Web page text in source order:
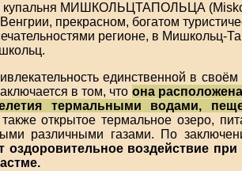
МИШКОЛЬЦТАПОЛЬЦА
прекрасном, богатом
регионе, в Мишкольц-
единственной в
в том, что она
термальными водами,
также открытое термальное озеро,
различными газами. По
оздоровительное воздействие